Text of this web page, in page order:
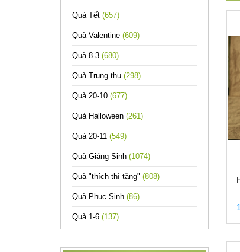
Quà Tết (657)
Quà Valentine (609)
Quà 8-3 (680)
Quà Trung thu (298)
Quà 20-10 (677)
Quà Halloween (261)
Quà 20-11 (549)
Quà Giáng Sinh (1074)
Quà "thích thì tặng" (808)
Quà Phục Sinh (86)
Quà 1-6 (137)